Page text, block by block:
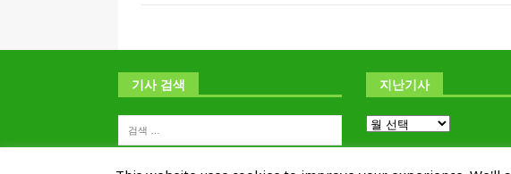
기사 검색 지난기사